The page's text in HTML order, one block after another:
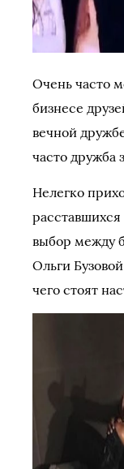
Очень часто
бизнесе
вечной
часто дружба
Нелегко
выбор между
Ольги
чего стоят